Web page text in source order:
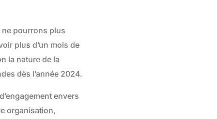
pourrons plus
plus d’un mois de
la nature de la
dès l’année 2024.
envers
organisation,